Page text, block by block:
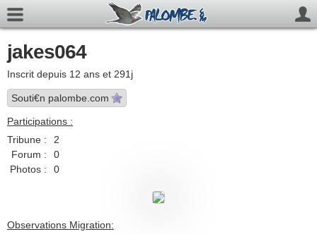
jakes064
Inscrit depuis 12 ans et 291j
Souti€n palombe.com
Participations :
Tribune :
2
Forum :
0
Photos :
0
Observations Migration: